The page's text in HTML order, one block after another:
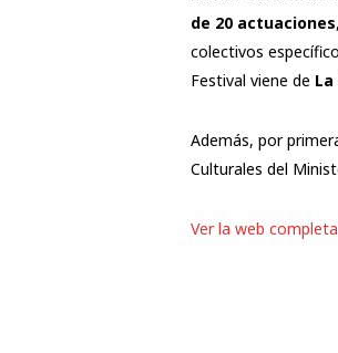
de 20 actuaciones
colectivos
Festival viene de
Además, por
Culturales del
Ver la web